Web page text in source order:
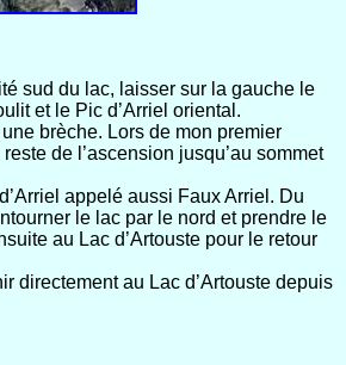
sud du lac, laisser sur la gauche le
et le Pic d’Arriel oriental.
brèche. Lors de mon premier
de l’ascension jusqu’au sommet
appelé aussi Faux Arriel. Du
le lac par le nord et prendre le
au Lac d’Artouste pour le retour
directement au Lac d’Artouste depuis